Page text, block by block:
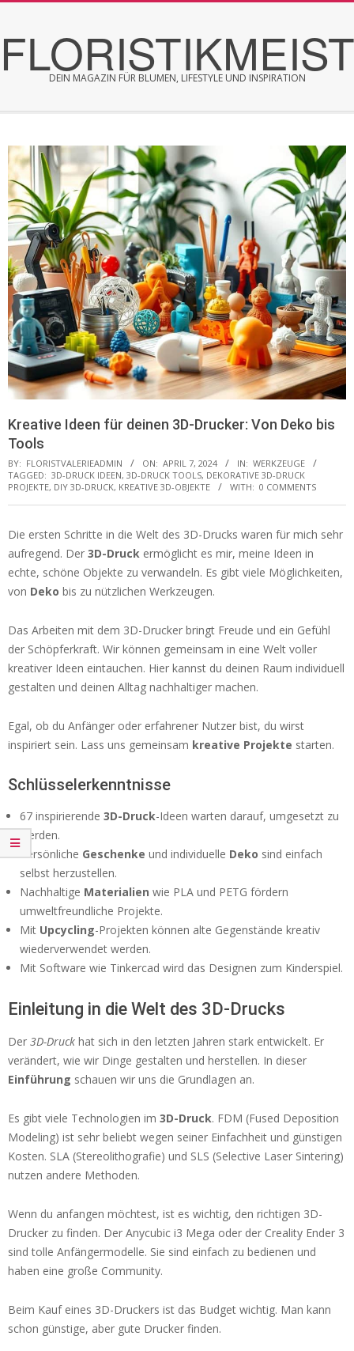
content
DEIN MAGAZIN FÜR BLUMEN, LIFESTYLE UND INSPIRATION
Menu
Kreative Ideen für deinen 3D-Drucker: Von Deko bis
Tools
BY: FLORISTVALERIEADMIN ON: APRIL 7, 2024 IN: WERKZEUGE
TAGGED: 3D-DRUCK IDEEN, 3D-DRUCK TOOLS, DEKORATIVE 3D-DRUCK
PROJEKTE, DIY 3D-DRUCK, KREATIVE 3D-OBJEKTE WITH: 0 COMMENTS
Die ersten Schritte in die Welt des 3D-Drucks waren für mich sehr
aufregend. Der 3D-Druck ermöglicht es mir, meine Ideen in
echte, schöne Objekte zu verwandeln. Es gibt viele Möglichkeiten,
von Deko bis zu nützlichen Werkzeugen.
Das Arbeiten mit dem 3D-Drucker bringt Freude und ein Gefühl
der Schöpferkraft. Wir können gemeinsam in eine Welt voller
kreativer Ideen eintauchen. Hier kannst du deinen Raum individuell
gestalten und deinen Alltag nachhaltiger machen.
Egal, ob du Anfänger oder erfahrener Nutzer bist, du wirst
inspiriert sein. Lass uns gemeinsam kreative Projekte starten.
Schlüsselerkenntnisse
67 inspirierende 3D-Druck-Ideen warten darauf, umgesetzt zu
werden.
Persönliche Geschenke und individuelle Deko sind einfach
selbst herzustellen.
Nachhaltige Materialien wie PLA und PETG fördern
umweltfreundliche Projekte.
Mit Upcycling-Projekten können alte Gegenstände kreativ
wiederverwendet werden.
Mit Software wie Tinkercad wird das Designen zum Kinderspiel.
Einleitung in die Welt des 3D-Drucks
Der 3D-Druck hat sich in den letzten Jahren stark entwickelt. Er
verändert, wie wir Dinge gestalten und herstellen. In dieser
Einführung schauen wir uns die Grundlagen an.
Es gibt viele Technologien im 3D-Druck. FDM (Fused Deposition
Modeling) ist sehr beliebt wegen seiner Einfachheit und günstigen
Kosten. SLA (Stereolithografie) und SLS (Selective Laser Sintering)
nutzen andere Methoden.
Wenn du anfangen möchtest, ist es wichtig, den richtigen 3D-
Drucker zu finden. Der Anycubic i3 Mega oder der Creality Ender 3
sind tolle Anfängermodelle. Sie sind einfach zu bedienen und
haben eine große Community.
Beim Kauf eines 3D-Druckers ist das Budget wichtig. Man kann
schon günstige, aber gute Drucker finden.